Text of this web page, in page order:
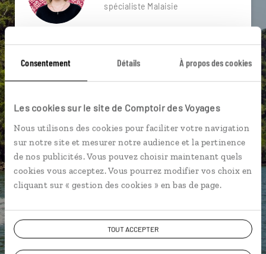
Consentement Détails À propos des cookies
Les cookies sur le site de Comptoir des Voyages
Nous utilisons des cookies pour faciliter votre navigation
sur notre site et mesurer notre audience et la pertinence
de nos publicités. Vous pouvez choisir maintenant quels
cookies vous acceptez. Vous pourrez modifier vos choix en
cliquant sur « gestion des cookies » en bas de page.
TOUT ACCEPTER
spécialiste Malaisie
Échangez en face à face ou depuis nos studios
connectés en agence, mais aussi par email ou
téléphone.
Vous gardez le même interlocuteur avant,
pendant et après votre voyage.
DEMANDER UN DEVIS